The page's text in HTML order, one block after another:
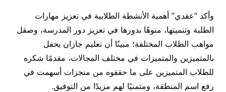
وأكد “عقدي” أهمية الأنشطة الطلابية في تعزيز مهارات
الطلبة وتنميتها، منوهًا بدورها في تعزيز دور المدرسة، وصقل
مواهب الطلاب المختلفة؛ مبينًا أن تعليم جازان يحفل
بالمتميزين والمتميزات في مختلف المجالات، مقدمًا شكره
للطلاب المتميزين على ما حققوه من منجزات أسهمت في
رفع اسم المنطقة، ومتمنيًا لهم مزيدًا من التوفيق.